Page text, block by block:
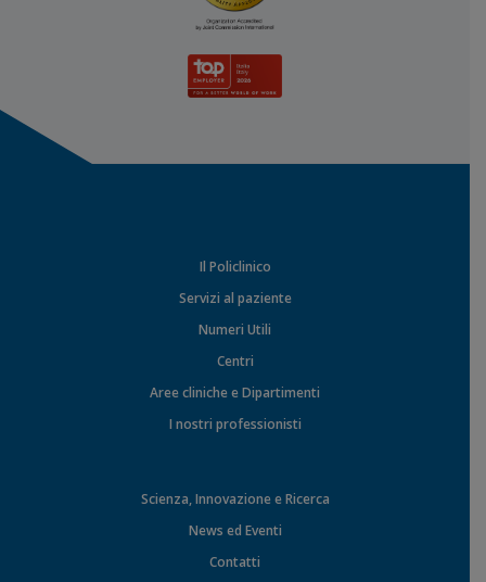
Il Policlinico
Servizi al paziente
Numeri Utili
Centri
Aree cliniche e Dipartimenti
I nostri professionisti
Scienza, Innovazione e Ricerca
News ed Eventi
Contatti